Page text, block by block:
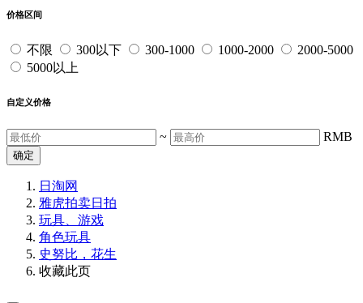
价格区间
不限 300以下 300-1000 1000-2000
2000-5000
5000以上
自定义价格
~ RMB
确定
日淘网
雅虎拍卖日拍
玩具、游戏
角色玩具
史努比，花生
收藏此页